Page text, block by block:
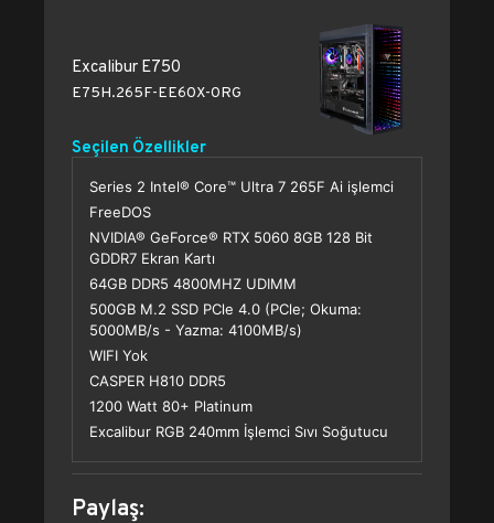
Excalibur E750
E75H.265F-EE60X-0RG
Seçilen Özellikler
Series 2 Intel® Core™ Ultra 7 265F Ai işlemci
FreeDOS
NVIDIA® GeForce® RTX 5060 8GB 128 Bit
GDDR7 Ekran Kartı
64GB DDR5 4800MHZ UDIMM
500GB M.2 SSD PCle 4.0 (PCle; Okuma:
5000MB/s - Yazma: 4100MB/s)
WIFI Yok
CASPER H810 DDR5
1200 Watt 80+ Platinum
Excalibur RGB 240mm İşlemci Sıvı Soğutucu
Paylaş: